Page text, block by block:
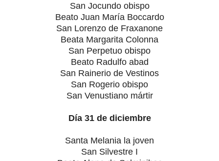
San Jocundo obispo
Beato Juan María Boccardo
San Lorenzo de Fraxanone
Beata Margarita Colonna
San Perpetuo obispo
Beato Radulfo abad
San Rainerio de Vestinos
San Rogerio obispo
San Venustiano mártir
Día 31 de diciembre
Santa Melania la joven
San Silvestre I